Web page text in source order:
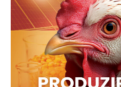
Recife (PE)
R$ 154,89
cx